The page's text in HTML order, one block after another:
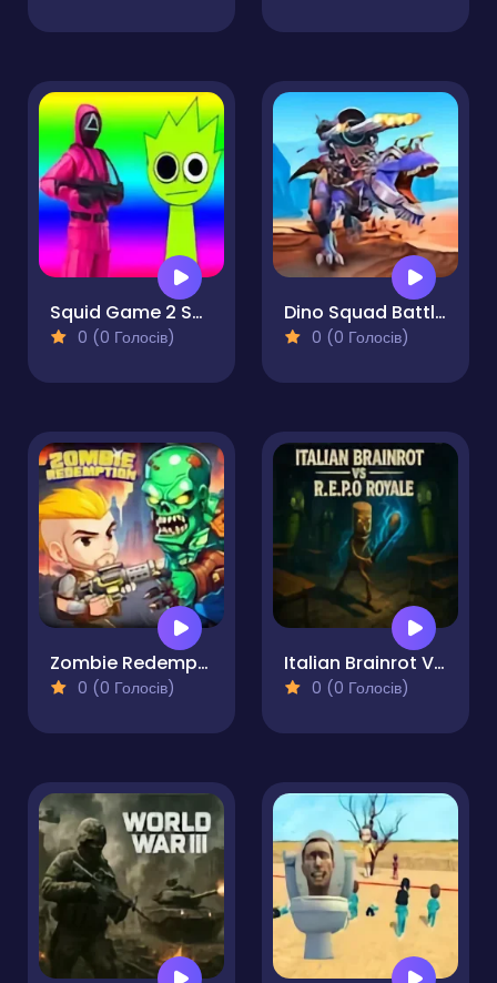
Squid Game 2 Sprunki Shooter
0 (0 Голосів)
Dino Squad Battle Mission
0 (0 Голосів)
Zombie Redemption
0 (0 Голосів)
Italian Brainrot VS R.E.P.O Royale
0 (0 Голосів)